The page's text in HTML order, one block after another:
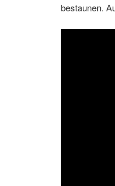
bestaunen.